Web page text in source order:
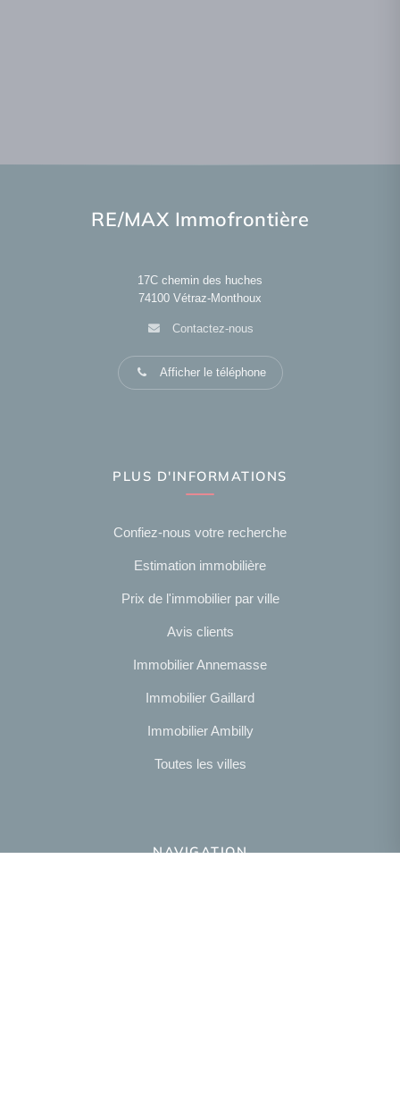
RE/MAX Immofrontière
17C chemin des huches
74100 Vétraz-Monthoux
Contactez-nous
Afficher le téléphone
PLUS D'INFORMATIONS
Confiez-nous votre recherche
Estimation immobilière
Prix de l'immobilier par ville
Avis clients
Immobilier Annemasse
Immobilier Gaillard
Immobilier Ambilly
Toutes les villes
NAVIGATION